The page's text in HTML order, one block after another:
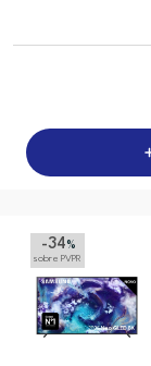
-34 %
sobre PVPR